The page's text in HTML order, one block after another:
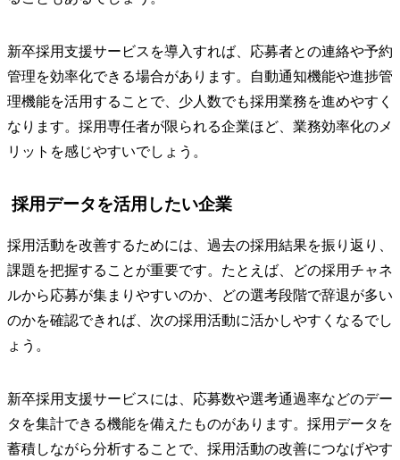
新卒採用支援サービスを導入すれば、応募者との連絡や予約
管理を効率化できる場合があります。自動通知機能や進捗管
理機能を活用することで、少人数でも採用業務を進めやすく
なります。採用専任者が限られる企業ほど、業務効率化のメ
リットを感じやすいでしょう。
採用データを活用したい企業
採用活動を改善するためには、過去の採用結果を振り返り、
課題を把握することが重要です。たとえば、どの採用チャネ
ルから応募が集まりやすいのか、どの選考段階で辞退が多い
のかを確認できれば、次の採用活動に活かしやすくなるでし
ょう。
新卒採用支援サービスには、応募数や選考通過率などのデー
タを集計できる機能を備えたものがあります。採用データを
蓄積しながら分析することで、採用活動の改善につなげやす